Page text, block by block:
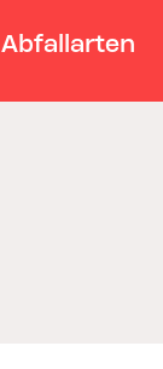
Abfallarten